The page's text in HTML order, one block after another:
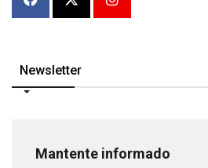
Newsletter
Mantente informado